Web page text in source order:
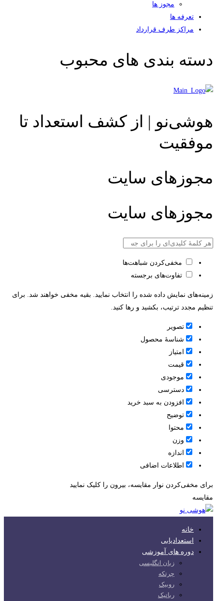
مجوز ها
تعرفه ها
مراکز طرف قرارداد
دسته بندی های محبوب
هوشی‌نو | از کشف استعداد تا
موفقیت
مجوزهای سایت
مجوزهای سایت
مخفی‌کردن شباهت‌ها
تفاوت‌های برجسته
زمینه‌های نمایش داده شده را انتخاب نمایید. بقیه مخفی خواهند شد. برای
تنظیم مجدد ترتیب، بکشید و رها کنید.
تصویر
شناسۀ محصول
امتیاز
قيمت
موجودی
دسترسی
افزودن به سبد خرید
توضیح
محتوا
وزن
اندازه
اطلاعات اضافی
برای مخفی‌کردن نوار مقایسه، بیرون را کلیک نمایید
مقایسه
خانه
استعدادیابی
دوره های آموزشی
زبان انگلیسی
چرتکه
روبیک
رباتیک